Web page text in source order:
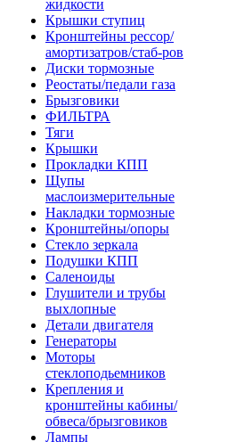
жидкости
Крышки ступиц
Кронштейны рессор/
амортизатров/стаб-ров
Диски тормозные
Реостаты/педали газа
Брызговики
ФИЛЬТРА
Тяги
Крышки
Прокладки КПП
Щупы
маслоизмерительные
Накладки тормозные
Кронштейны/опоры
Стекло зеркала
Подушки КПП
Саленоиды
Глушители и трубы
выхлопные
Детали двигателя
Генераторы
Моторы
стеклоподьемников
Крепления и
кронштейны кабины/
обвеса/брызговиков
Лампы